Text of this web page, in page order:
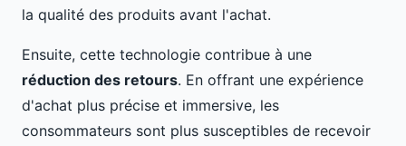
la qualité des produits avant l'achat.
Ensuite, cette technologie contribue à une
réduction des retours. En offrant une expérience
d'achat plus précise et immersive, les
consommateurs sont plus susceptibles de recevoir